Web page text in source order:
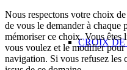
CROIX DE
Nous respectons votre choix
de vous le demander à chaque
mémoriser ce choix. Vous êtes
vous voulez et le modifier
navigation. Si vous refusez les